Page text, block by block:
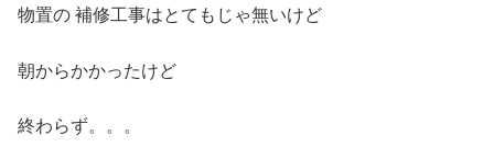
物置の 補修工事はとてもじゃ無いけど
朝からかかったけど
終わらず。。。